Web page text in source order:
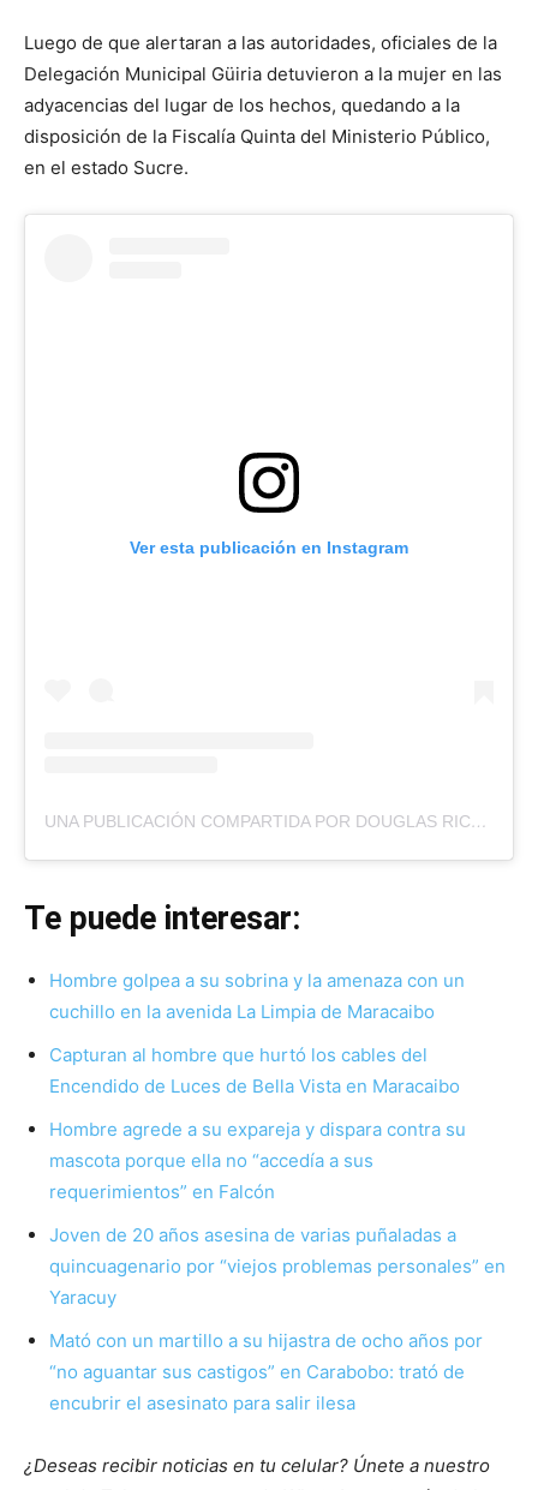
Luego de que alertaran a las autoridades, oficiales de la
Delegación Municipal Güiria detuvieron a la mujer en las
adyacencias del lugar de los hechos, quedando a la
disposición de la Fiscalía Quinta del Ministerio Público,
en el estado Sucre.
Ver esta publicación en Instagram
UNA PUBLICACIÓN COMPARTIDA POR DOUGLAS RICO (@DOUGLASRICOVZLA)
Te puede interesar:
Hombre golpea a su sobrina y la amenaza con un
cuchillo en la avenida La Limpia de Maracaibo
Capturan al hombre que hurtó los cables del
Encendido de Luces de Bella Vista en Maracaibo
Hombre agrede a su expareja y dispara contra su
mascota porque ella no “accedía a sus
requerimientos” en Falcón
Joven de 20 años asesina de varias puñaladas a
quincuagenario por “viejos problemas personales” en
Yaracuy
Mató con un martillo a su hijastra de ocho años por
“no aguantar sus castigos” en Carabobo: trató de
encubrir el asesinato para salir ilesa
¿Deseas recibir noticias en tu celular? Únete a nuestro